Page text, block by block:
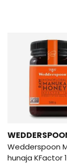
Wedderspoon
hunaja KFactor